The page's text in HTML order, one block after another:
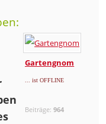
Gartengnom
... ist OFFLINE
Beiträge:964